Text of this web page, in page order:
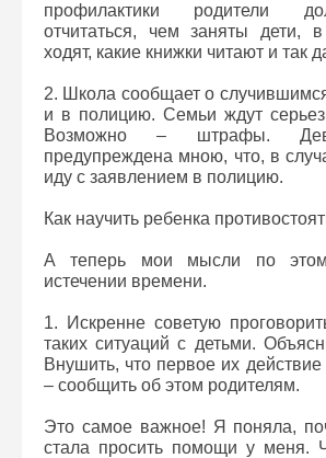
профилактики родители
отчитаться, чем заняты дети,
ходят, какие книжки читают и так
2. Школа сообщает о
и в полицию. Семьи ждут
Возможно – штрафы.
предупреждена мною, что, в
иду с заявлением в полицию.
Как научить ребенка
А теперь мои мысли по
истечении времени.
1. Искренне советую
таких ситуаций с детьми.
Внушить, что первое их действие
– сообщить об этом родителям.
Это самое важное! Я поняла,
стала просить помощи у меня.